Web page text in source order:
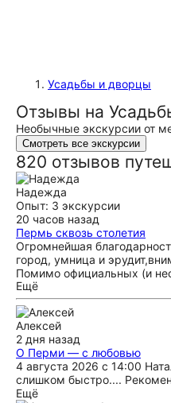
Усадьбы и дворцы
Отзывы на
Необычные экскурсии от
Смотреть все экскурсии
820 отзывов
Надежда
Опыт: 3 экскурсии
20 часов назад
Пермь сквозь столетия
Огромнейшая
город, умница и
Помимо официальных (и
и истории России,которые
не укладываются в
КАТЕГОРИЧЕСКИ
замечательным
Отдельная благодарность
Не самый большой зал в
экспозицию,очень сильное
Ещё
Алексей
2 дня назад
О Перми — с любовью
4 августа 2026 с 14:00
слишком быстро....
Ещё